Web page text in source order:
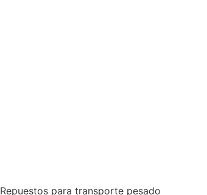
Repuestos para transporte pesado